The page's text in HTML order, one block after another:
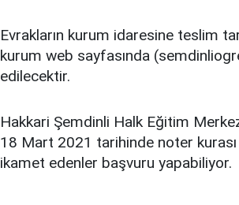
Evrakların kurum idaresine teslim
kurum web sayfasında
edilecektir.
Hakkari Şemdinli Halk Eğitim
18 Mart 2021 tarihinde noter
ikamet edenler başvuru yapabiliyor.